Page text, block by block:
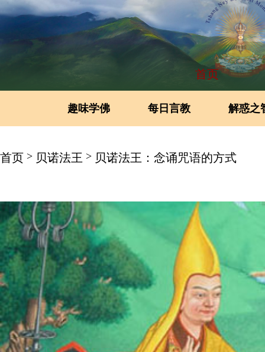
首页
趣味学佛 每日言教 解惑之
首页 > 贝诺法王 > 贝诺法王：念诵咒语的方式